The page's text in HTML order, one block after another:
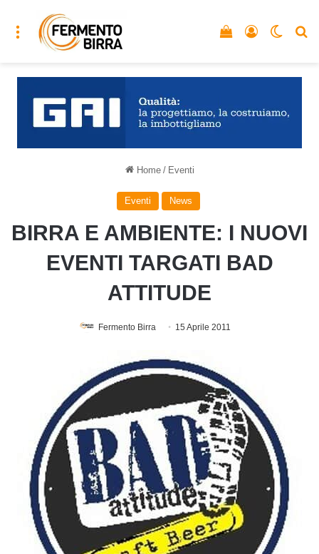
Menu Accedi
Vedi il carrello
Home / Eventi
Eventi News
BIRRA E AMBIENTE: I NUOVI
EVENTI TARGATI BAD
ATTITUDE
Fermento Birra 15 Aprile 2011